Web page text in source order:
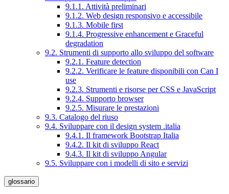
9.1.1. Attività preliminari
9.1.2. Web design responsivo e accessibile
9.1.3. Mobile first
9.1.4. Progressive enhancement e Graceful
degradation
9.2. Strumenti di supporto allo sviluppo del software
9.2.1. Feature detection
9.2.2. Verificare le feature disponibili con Can I
use
9.2.3. Strumenti e risorse per CSS e JavaScript
9.2.4. Supporto browser
9.2.5. Misurare le prestazioni
9.3. Catalogo del riuso
9.4. Sviluppare con il design system .italia
9.4.1. Il framework Bootstrap Italia
9.4.2. Il kit di sviluppo React
9.4.3. Il kit di sviluppo Angular
9.5. Sviluppare con i modelli di sito e servizi
glossario